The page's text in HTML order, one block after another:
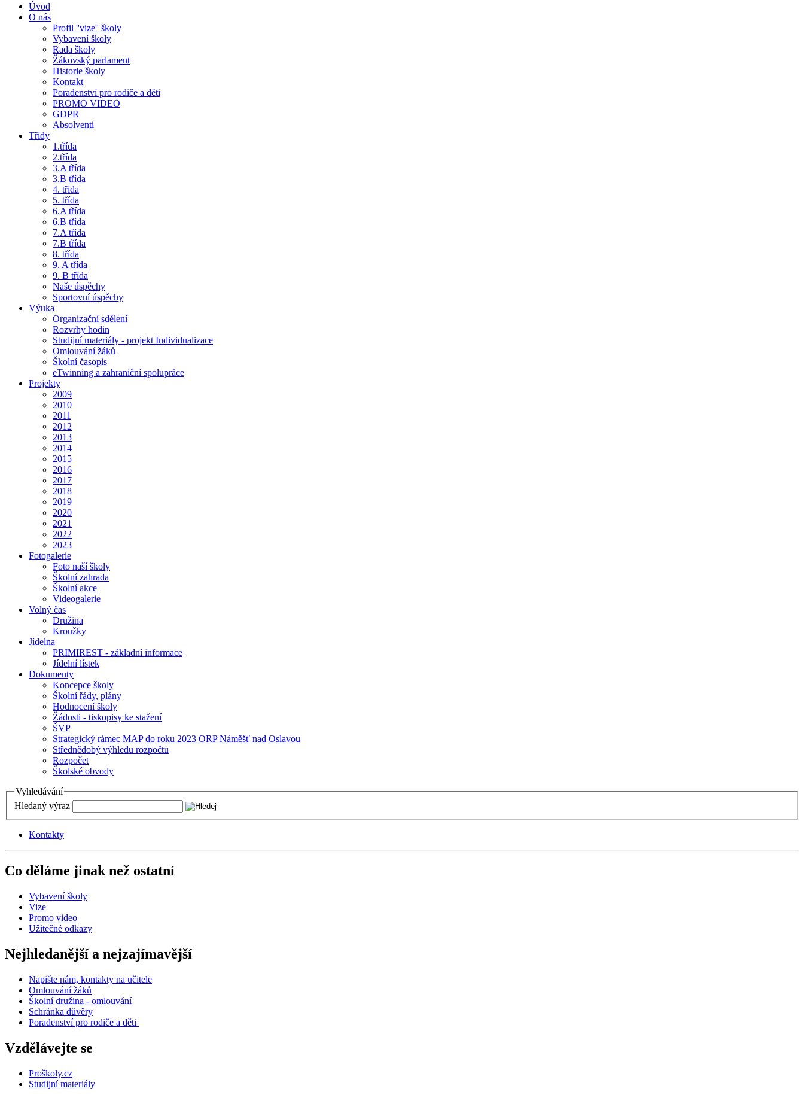
Úvod
O nás
Profil ''vize'' školy
Vybavení školy
Rada školy
Žákovský parlament
Historie školy
Kontakt
Poradenství pro rodiče a děti
PROMO VIDEO
GDPR
Absolventi
Třídy
1.třída
2.třída
3.A třída
3.B třída
4. třída
5. třída
6.A třída
6.B třída
7.A třída
7.B třída
8. třída
9. A třída
9. B třída
Naše úspěchy
Sportovní úspěchy
Výuka
Organizační sdělení
Rozvrhy hodin
Studijní materiály - projekt Individualizace
Omlouvání žáků
Školní časopis
eTwinning a zahraniční spolupráce
Projekty
2009
2010
2011
2012
2013
2014
2015
2016
2017
2018
2019
2020
2021
2022
2023
Fotogalerie
Foto naší školy
Školní zahrada
Školní akce
Videogalerie
Volný čas
Družina
Kroužky
Jídelna
PRIMIREST - základní informace
Jídelní lístek
Dokumenty
Koncepce školy
Školní řády, plány
Hodnocení školy
Žádosti - tiskopisy ke stažení
ŠVP
Strategický rámec MAP do roku 2023 ORP Náměšť nad Oslavou
Střednědobý výhledu rozpočtu
Rozpočet
Školské obvody
Vyhledávání
Hledaný výraz
Kontakty
Co děláme jinak než ostatní
Vybavení školy
Vize
Promo video
Užitečné odkazy
Nejhledanější a nejzajímavější
Napište nám, kontakty na učitele
Omlouvání žáků
Školní družina - omlouvání
Schránka důvěry
Poradenství pro rodiče a děti
Vzdělávejte se
Proškoly.cz
Studijní materiály